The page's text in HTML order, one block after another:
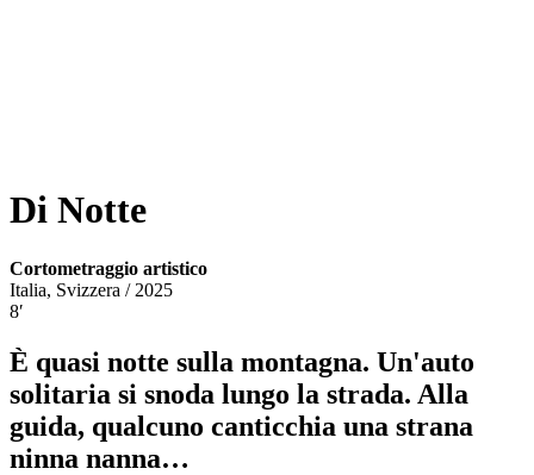
Di Notte
Cortometraggio artistico
Italia, Svizzera / 2025
8′
È quasi notte sulla montagna. Un'auto
solitaria si snoda lungo la strada. Alla
guida, qualcuno canticchia una strana
ninna nanna…